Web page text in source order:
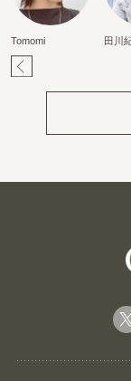
Tomomi 田川